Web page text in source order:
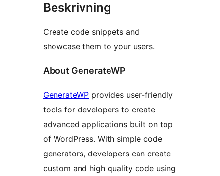
Beskrivning
Create code snippets and
showcase them to your users.
About GenerateWP
GenerateWP provides user-friendly
tools for developers to create
advanced applications built on top
of WordPress. With simple code
generators, developers can create
custom and high quality code using